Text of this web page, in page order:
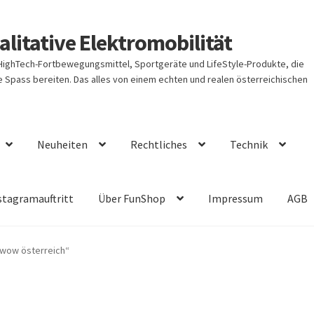
Elektromobilität
Fortbewegungsmittel, Sportgeräte und LifeStyle-Produkte, die
bereiten. Das alles von einem echten und realen österreichischen
Neuheiten Rechtliches Technik
Über FunShop Impressum AGB
österreich“